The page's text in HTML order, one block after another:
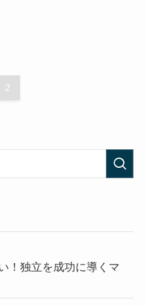
2
！独立を成功に導くマ